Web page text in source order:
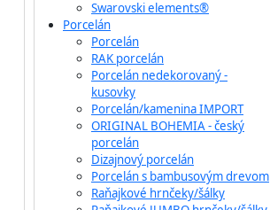
Swarovski elements®
Porcelán
Porcelán
RAK porcelán
Porcelán nedekorovaný -
kusovky
Porcelán/kamenina IMPORT
ORIGINAL BOHEMIA - český
porcelán
Dizajnový porcelán
Porcelán s bambusovým drevom
Raňajkové hrnčeky/šálky